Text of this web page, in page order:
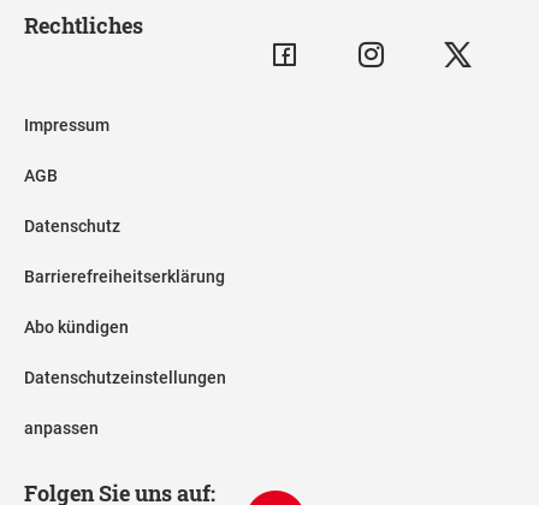
Rechtliches
Impressum
AGB
Datenschutz
Barrierefreiheitserklärung
Abo kündigen
Datenschutzeinstellungen
anpassen
Folgen Sie uns auf: